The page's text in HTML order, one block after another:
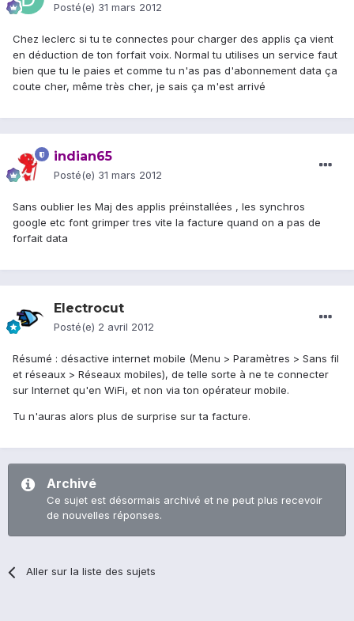
Posté(e) 31 mars 2012
Chez leclerc si tu te connectes pour charger des applis ça vient
en déduction de ton forfait voix. Normal tu utilises un service faut
bien que tu le paies et comme tu n'as pas d'abonnement data ça
coute cher, même très cher, je sais ça m'est arrivé
indian65
Posté(e) 31 mars 2012
Sans oublier les Maj des applis préinstallées , les synchros
google etc font grimper tres vite la facture quand on a pas de
forfait data
Electrocut
Posté(e) 2 avril 2012
Résumé : désactive internet mobile (Menu > Paramètres > Sans fil
et réseaux > Réseaux mobiles), de telle sorte à ne te connecter
sur Internet qu'en WiFi, et non via ton opérateur mobile.
Tu n'auras alors plus de surprise sur ta facture.
Archivé
Ce sujet est désormais archivé et ne peut plus recevoir
de nouvelles réponses.
Aller sur la liste des sujets